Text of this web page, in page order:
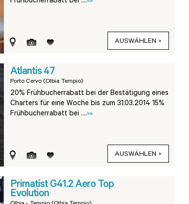
AUSWÄHLEN
Atlantis 47
Porto Cervo (Olbia Tempio)
20% Frühbucherrabatt bei der Bestätigung eines
Charters für eine Woche bis zum 31.03.2014 15%
Frühbucherrabatt bei ....»»
AUSWÄHLEN
Primatist G41.2 Aero Top
Evolution